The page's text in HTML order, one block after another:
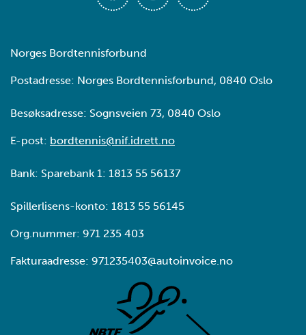
Norges Bordtennisforbund
Postadresse: Norges Bordtennisforbund, 0840 Oslo
Besøksadresse: Sognsveien 73, 0840 Oslo
E-post: bordtennis@nif.idrett.no
Bank: Sparebank 1: 1813 55 56137
Spillerlisens-konto: 1813 55 56145
Org.nummer: 971 235 403
Fakturaadresse: 971235403@autoinvoice.no